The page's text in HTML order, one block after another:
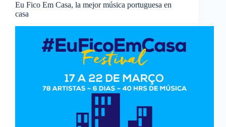
Eu Fico Em Casa, la mejor música portuguesa en
casa